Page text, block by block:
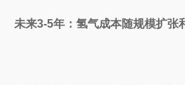
未来3-5年：氢气成本随规模扩张